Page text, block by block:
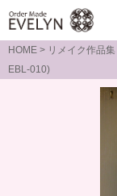
HOME > リメイク作品集
EBL-010)